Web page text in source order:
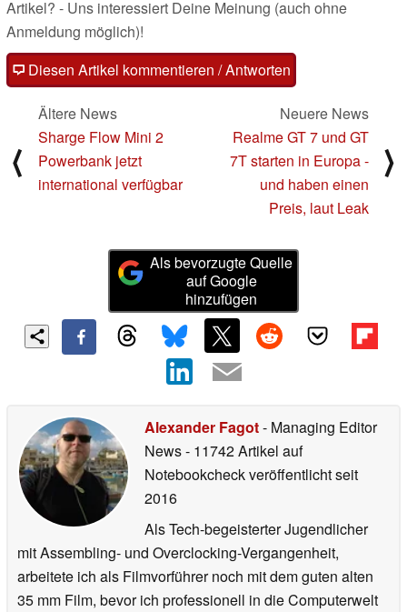
Artikel? - Uns interessiert Deine Meinung (auch ohne
Anmeldung möglich)!
Diesen Artikel kommentieren / Antworten
⟨
Ältere News
Sharge Flow Mini 2
Powerbank jetzt
international verfügbar
Neuere News
Realme GT 7 und GT
7T starten in Europa -
und haben einen
Preis, laut Leak
⟩
Als bevorzugte Quelle
auf Google
hinzufügen
Alexander Fagot- Managing Editor
News- 11742 Artikel auf
Notebookcheck veröffentlichtseit
2016
Als Tech-begeisterter Jugendlicher
mit Assembling- und Overclocking-Vergangenheit,
arbeitete ich als Filmvorführer noch mit dem guten alten
35 mm Film, bevor ich professionell in die Computerwelt